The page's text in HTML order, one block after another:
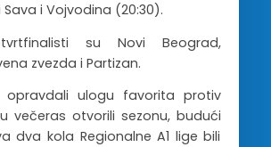
Sava i Vojvodina (20:30).
su Novi Beograd,
zvezda i Partizan.
opravdali ulogu favorita protiv
večeras otvorili sezonu, budući
dva kola Regionalne A1 lige bili